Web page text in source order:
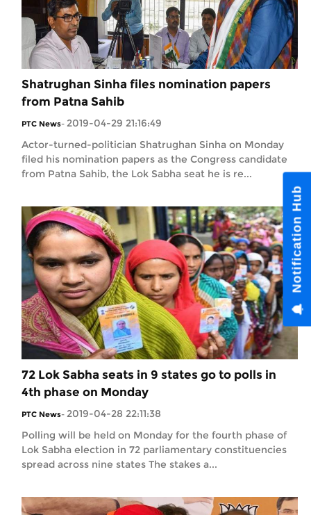
Shatrughan Sinha files nomination papers
from Patna Sahib
PTC News- 2019-04-29 21:16:49
Actor-turned-politician Shatrughan Sinha on Monday
filed his nomination papers as the Congress candidate
from Patna Sahib, the Lok Sabha seat he is re...
72 Lok Sabha seats in 9 states go to polls in
4th phase on Monday
PTC News- 2019-04-28 22:11:38
Polling will be held on Monday for the fourth phase of
Lok Sabha election in 72 parliamentary constituencies
spread across nine states The stakes a...